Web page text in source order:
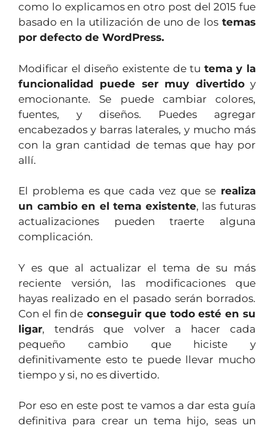
como lo explicamos en otro post del 2015 fue
basado en la utilización de uno de lostemas
por defecto de WordPress.
Modificar el diseño existente de tu tema y la
funcionalidad puede ser muy divertidoy
emocionante. Se puede cambiar colores,
fuentes, y diseños. Puedes agregar
encabezados y barras laterales, y mucho más
con la gran cantidad de temas que hay por
allí.
El problema es que cada vez que serealiza
un cambio en el tema existente, las futuras
actualizaciones pueden traerte alguna
complicación.
Y es que al actualizar el tema de su más
reciente versión, las modificaciones que
hayas realizado en el pasado serán borrados.
Con el fin de conseguir que todo esté en su
ligar, tendrás que volver a hacer cada
pequeño cambio que hiciste y
definitivamente esto te puede llevar mucho
tiempo y si, no es divertido.
Por eso en este post te vamos a dar esta guía
definitiva para crear un tema hijo, seas un